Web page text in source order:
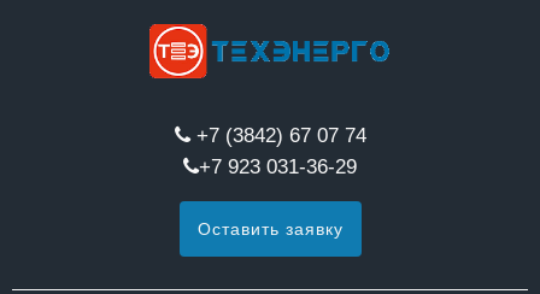
+7 (3842) 67 07 74
+7 923 031-36-29
Оставить заявку